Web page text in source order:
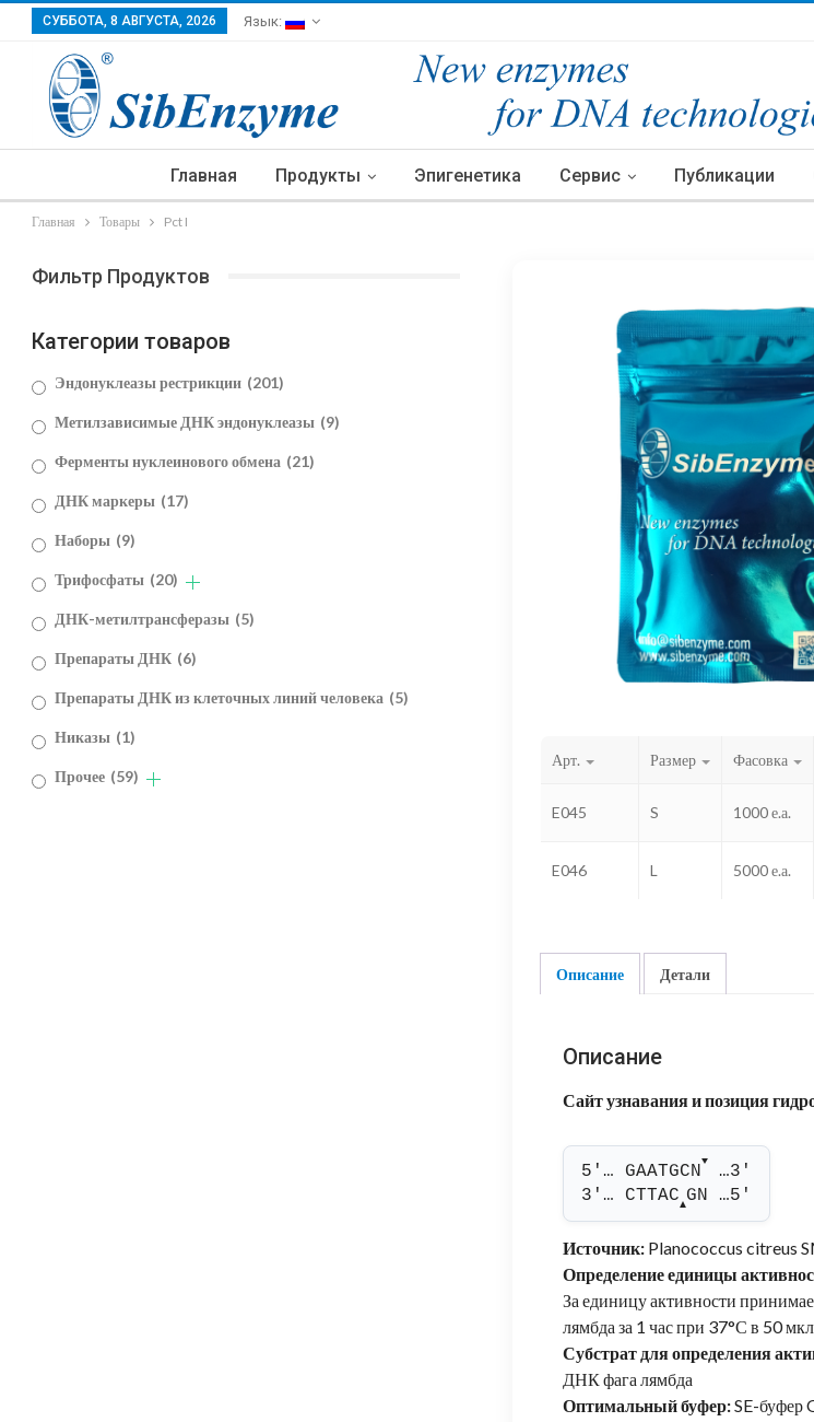
СУББОТА, 8 АВГУСТА, 2026 Язык:
Главная Продукты Эпигенетика Сервис Публикации
Главная Товары Pct I
Арт. Размер Фасовка
E045 S 1000 е.а.
E046 L 5000 е.а.
Описание Детали
Описание
Сайт узнавания и позиция
5'… GAATGCN
▼
…3'
3'… CTTAC▲GN …5'
Источник: Planococcus citreus
Определение единицы
За единицу активности
лямбда за 1 час при 37°С в 50
Субстрат для определения
ДНК фага лямбда
Оптимальный буфер:SE-буфер
Фильтр Продуктов
Категории товаров
Эндонуклеазы рестрикции (201)
Метилзависимые ДНК эндонуклеазы (9)
Ферменты нуклеинового обмена (21)
ДНК маркеры (17)
Наборы (9)
Трифосфаты (20)
ДНК-метилтрансферазы (5)
Препараты ДНК (6)
Препараты ДНК из клеточных линий человека (5)
Никазы (1)
Прочее (59)